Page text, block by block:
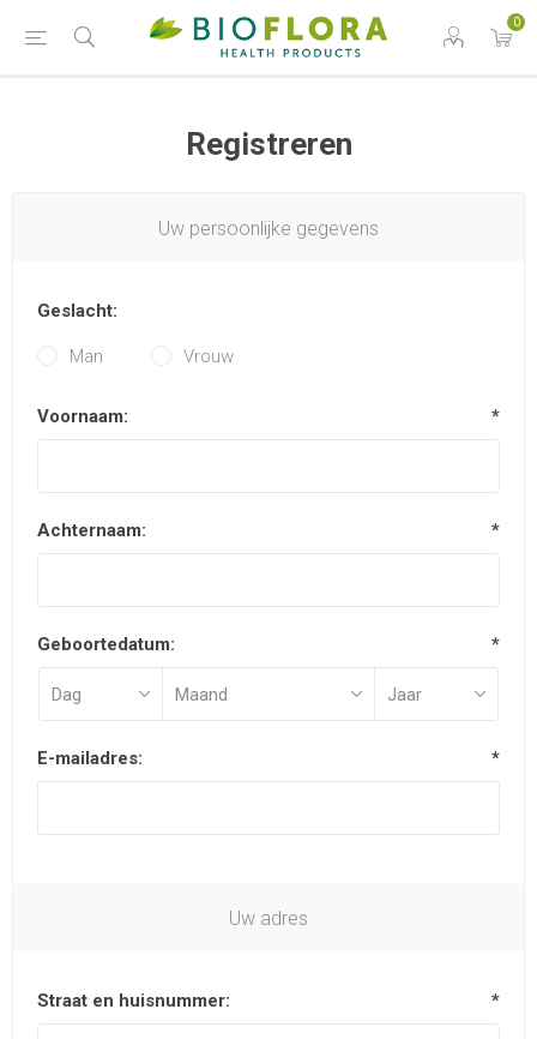
0
Registreren
Uw persoonlijke gegevens
Geslacht:
Man Vrouw
Voornaam: *
Achternaam: *
Geboortedatum: *
E-mailadres: *
Uw adres
Straat en huisnummer: *